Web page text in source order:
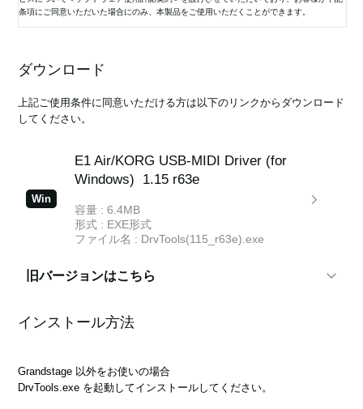
条項にご同意いただいた場合にのみ、本製品をご使用いただくことができます。
みの上、ご使用ください。
ご同意いただけない場合は、未使用のまま速やかに（14日以内に）本製品をご返却くださ
い。
弊社はお客様に対し、本ソフトウェアを構成するプログラム、データ・ファイル、および
今後お客様に配布され得るバージョンアップ・プログラム、データ・ファイル（以下「許
諾プログラム」と言います）をお客様ご自身がお一人で一時に一台の、お客様の管理の下
にあるコンピューターまたは関連する弊社の製品の一方かその双方においてのみ、非独占
的に使用する権利を許諾します。
許諾プログラムに関する全ての事項は許諾プログラムを構成するプログラムのオブジェク
メディアで提供されたものも、インターネットやその他の方法でダウンロードされたもの
も）および全ての説明書やその他の文書資料の内容の著作権は弊社が保有します。
「サービス」）の内容を事前にお客様に知らせることなく改正する権利を保有します。
ダウンロード
上記ご使用条件に同意いただける方は以下のリンクからダウンロード
してください。
Win
E1 Air/KORG USB-MIDI Driver (for
Windows)
1.15 r63e
容量 : 6.4MB
形式 : EXE形式
ファイル名 : DrvTools(115_r63e).exe
旧バージョンはこちら
E1 Air/KORG USB-MIDI Driver (for
Windows)
ファイル名 : DrvTools(115_r62e).exe
インストール方法
Grandstage 以外をお使いの場合
DrvTools.exe を起動してインストールしてください。